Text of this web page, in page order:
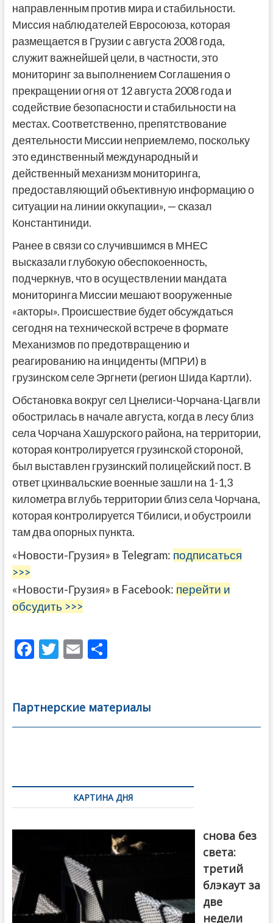
направленным против мира и стабильности.
Миссия наблюдателей Евросоюза, которая
размещается в Грузии с августа 2008 года,
служит важнейшей цели, в частности, это
мониторинг за выполнением Соглашения о
прекращении огня от 12 августа 2008 года и
содействие безопасности и стабильности на
местах. Соответственно, препятствование
деятельности Миссии неприемлемо, поскольку
это единственный международный и
действенный механизм мониторинга,
предоставляющий объективную информацию о
ситуации на линии оккупации», — сказал
Константиниди.
Ранее в связи со случившимся в МНЕС
высказали глубокую обеспокоенность,
подчеркнув, что в осуществлении мандата
мониторинга Миссии мешают вооруженные
«акторы». Происшествие будет обсуждаться
сегодня на технической встрече в формате
Механизмов по предотвращению и
реагированию на инциденты (МПРИ) в
грузинском селе Эргнети (регион Шида Картли).
Обстановка вокруг сел Цнелиси-Чорчана-Цагвли
обострилась в начале августа, когда в лесу близ
села Чорчана Хашурского района, на территории,
которая контролируется грузинской стороной,
был выставлен грузинский полицейский пост. В
ответ цхинвальские военные зашли на 1-1,3
километра вглубь территории близ села Чорчана,
которая контролируется Тбилиси, и обустроили
там два опорных пункта.
«Новости-Грузия» в Telegram: подписаться
>>>
«Новости-Грузия» в Facebook: перейти и
обсудить >>>
F
b
o
T
er
E
l
О
а
в
Партнерские материалы
по
записямКАРТИНА ДНЯ
снова без
света:
третий
блэкаут за
две
недели